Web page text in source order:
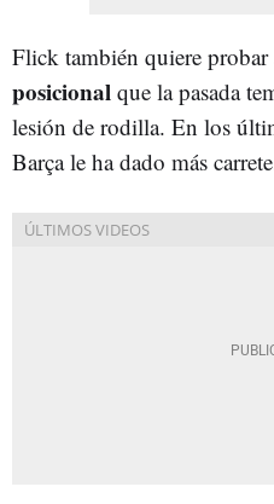
Flick también quiere probar
posicional que la pasada
lesión de rodilla. En los
Barça le ha dado más